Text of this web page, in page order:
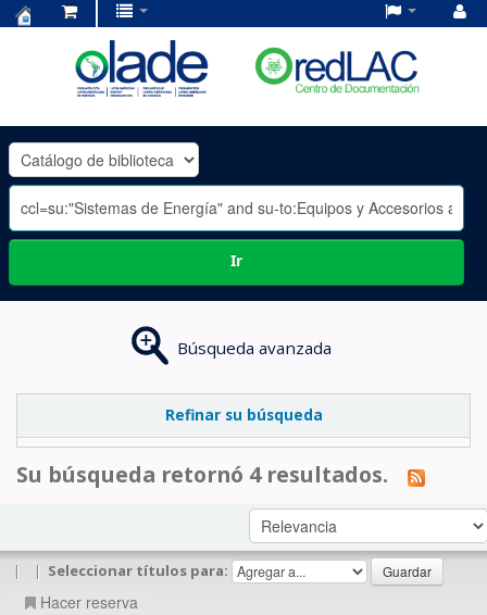
OLADE
-
Ir
Búsqueda avanzada
Refinar su búsqueda
Su búsqueda retornó 4 resultados.
| | Seleccionar títulos para:
Hacer reserva